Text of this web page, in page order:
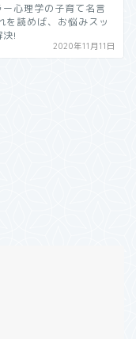
ー心理学の子育て名言
を読めば、お悩みスッ
決!
2020年11月11日